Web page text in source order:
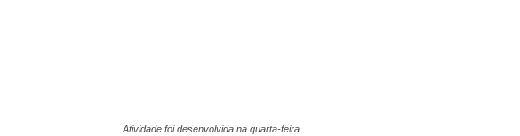
Atividade foi desenvolvida na quarta-feira